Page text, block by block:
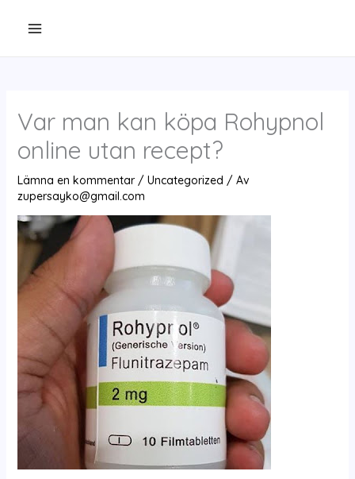
Var man kan köpa Rohypnol
online utan recept?
Lämna en kommentar / Uncategorized / Av
zupersayko@gmail.com